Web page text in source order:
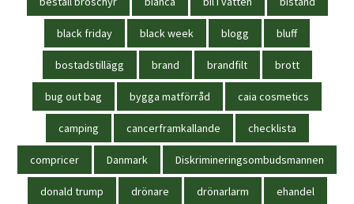
black friday black week blogg bluff
bostadstillägg brand brandfilt brott
bug out bag bygga matförråd caia cosmetics
camping cancerframkallande checklista
compricer Danmark Diskrimineringsombudsmannen
donald trump drönare drönarlarm ehandel